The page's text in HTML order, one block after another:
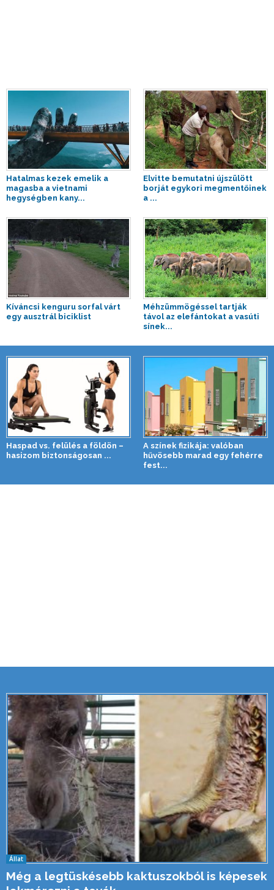
Hatalmas kezek emelik a
magasba a vietnami
hegységben kany...
Elvitte bemutatni újszülött
borját egykori megmentőinek
a ...
Kíváncsi kenguru sorfal várt
egy ausztrál biciklist
Méhzümmögéssel tartják
távol az elefántokat a vasúti
sínek...
Haspad vs. felülés a földön –
hasizom biztonságosan ...
A színek fizikája: valóban
hűvösebb marad egy fehérre
fest...
Állat
Még a legtüskésebb kaktuszokból is képesek